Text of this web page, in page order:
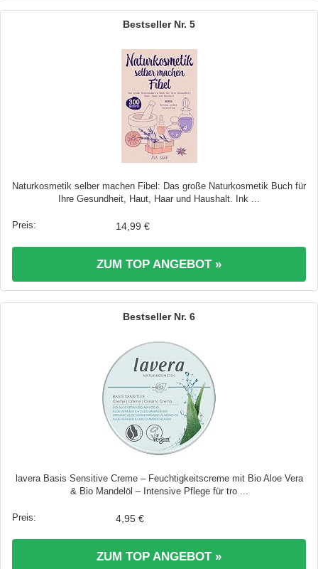
5
Naturkosmetik selber machen Fibel: Das große Naturkosmetik Buch für
Ihre Gesundheit, Haut, Haar und Haushalt. Ink ...
14,99 €
ZUM TOP ANGEBOT »
6
lavera Basis Sensitive Creme – Feuchtigkeitscreme mit Bio Aloe Vera
& Bio Mandelöl – Intensive Pflege für tro ...
4,95 €
ZUM TOP ANGEBOT »